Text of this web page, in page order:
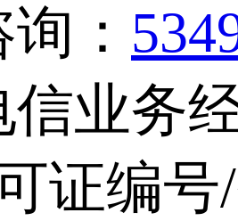
：
业务
证编号